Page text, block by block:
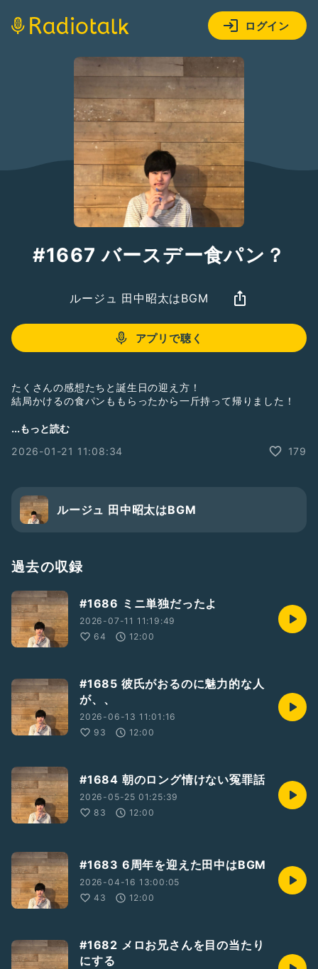
ログイン
#1667 バースデー食パン？
ルージュ 田中昭太はBGM
アプリで聴く
たくさんの感想たちと誕生日の迎え方！
結局かけるの食パンももらったから一斤持って帰りました！
#スタバ#バースデー
#ゾウ#スキスキビーム#Cつれいします
#昨日の分
...もっと読む
2026-01-21 11:08:34
179
ルージュ 田中昭太はBGM
過去の収録
#1686 ミニ単独だったよ
2026-07-11 11:19:49
64
12:00
#1685 彼氏がおるのに魅力的な人
が、、
2026-06-13 11:01:16
93
12:00
#1684 朝のロング情けない冤罪話
2026-05-25 01:25:39
83
12:00
#1683 6周年を迎えた田中はBGM
2026-04-16 13:00:05
43
12:00
#1682 メロお兄さんを目の当たり
にする